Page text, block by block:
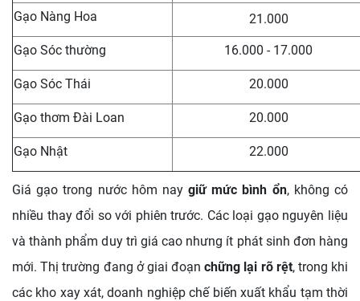
Gạo Nàng Hoa 21.000
Gạo Sóc thường 16.000 - 17.000
Gạo Sóc Thái 20.000
Gạo thơm Đài Loan 20.000
Gạo Nhật 22.000
Giá gạo trong nước hôm naygiữ mức bình ổn, không có
nhiều thay đổi so với phiên trước. Các loại gạo nguyên liệu
và thành phẩm duy trì giá cao nhưng ít phát sinh đơn hàng
mới. Thị trường đang ở giai đoạnchững lại rõ rệt, trong khi
các kho xay xát, doanh nghiệp chế biến xuất khẩu tạm thời